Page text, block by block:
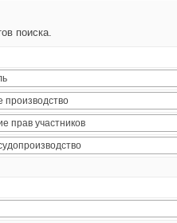
поиска.